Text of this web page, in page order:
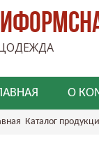
О
Каталог